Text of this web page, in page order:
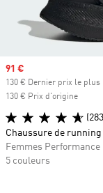
Prix soldé
91 €
130 € Dernier prix le plus
130 € Prix d'origine
Chaussure de
Femmes Performance
5 couleurs